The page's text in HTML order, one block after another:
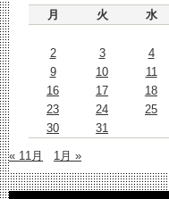
月
火 水
2
3 4
9
10 11
16
17 18
23
24 25
30
31
« 11月 1月 »